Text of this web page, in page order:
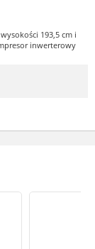
193,5 cm i
inwerterowy